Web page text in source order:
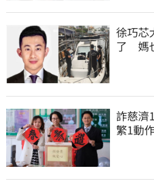
徐巧芯
了　媽
詐慈濟
繁1動